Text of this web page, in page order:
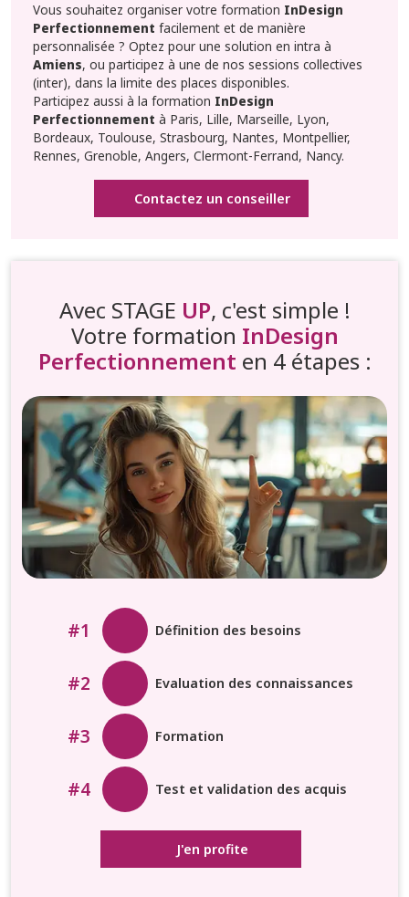
Vous souhaitez organiser votre formation InDesign
Perfectionnement facilement et de manière
personnalisée ? Optez pour une solution en intra à
Amiens, ou participez à une de nos sessions collectives
(inter), dans la limite des places disponibles.
Participez aussi à la formation InDesign
Perfectionnement à Paris, Lille, Marseille, Lyon,
Bordeaux, Toulouse, Strasbourg, Nantes, Montpellier,
Rennes, Grenoble, Angers, Clermont-Ferrand, Nancy.
Contactez un conseiller
Avec STAGE UP, c'est simple !
Votre formation InDesign
Perfectionnement en 4 étapes :
#1 Définition des besoins
#2 Evaluation des connaissances
#3 Formation
#4 Test et validation des acquis
J'en profite